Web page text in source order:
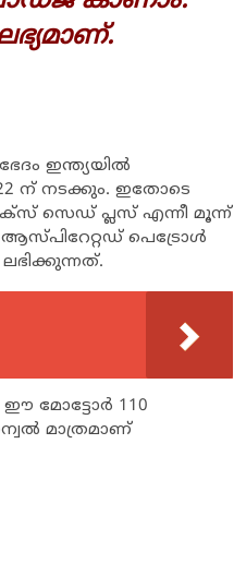
ഇന്ത്യയിൽ
നടക്കും. ഇതോടെ
സെഡ് പ്ലസ് എന്നീ മൂന്ന്
ആസ്പിറേറ്റഡ് പെട്രോൾ
ഈ മോട്ടോർ 110
മാത്രമാണ്